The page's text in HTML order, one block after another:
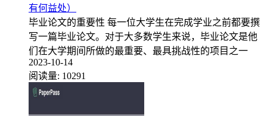
有何益处）
毕业论文的重要性 每一位大学生在完成学业之前都要撰
写一篇毕业论文。对于大多数学生来说，毕业论文是他
们在大学期间所做的最重要、最具挑战性的项目之一
2023-10-14
阅读量: 10291